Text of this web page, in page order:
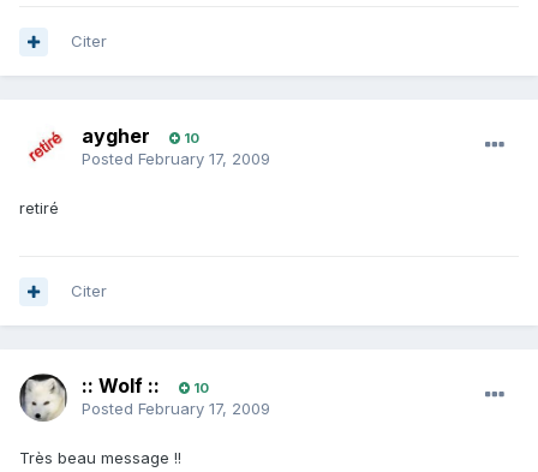
Citer
aygher 10
Posted February 17, 2009
retiré
Citer
:: Wolf :: 10
Posted February 17, 2009
Très beau message !!